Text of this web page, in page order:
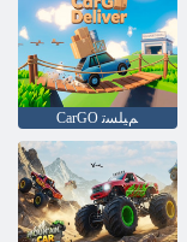
CarGO ﻢﻴﻠﺴﺗ